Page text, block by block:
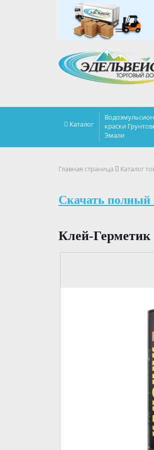
Каталог
краски
Эмали
Главная страница Каталог
Скачать полный
Клей-